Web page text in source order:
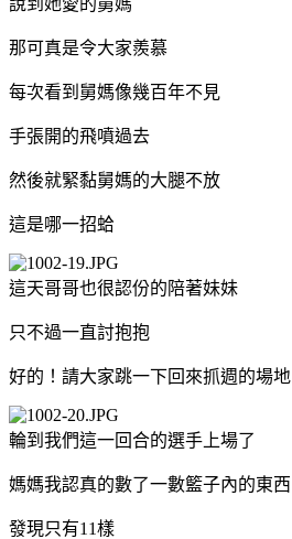
那可真是令大家羨慕
每次看到舅媽像幾百年不見
手張開的飛噴過去
然後就緊黏舅媽的大腿不放
這是哪一招蛤
這天哥哥也很認份的陪著妹妹
只不過一直討抱抱
好的！請大家跳一下回來抓週的場地
輪到我們這一回合的選手上場了
媽媽我認真的數了一數籃子內的東西
發現只有11樣